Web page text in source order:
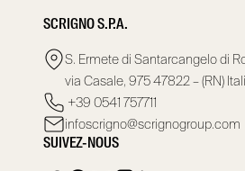
SCRIGNO S.P.A.
S. Ermete di Santarcangelo di
via Casale, 975 47822 – (RN)
+39 0541 757711
infoscrigno@scrignogroup.com
SUIVEZ-NOUS